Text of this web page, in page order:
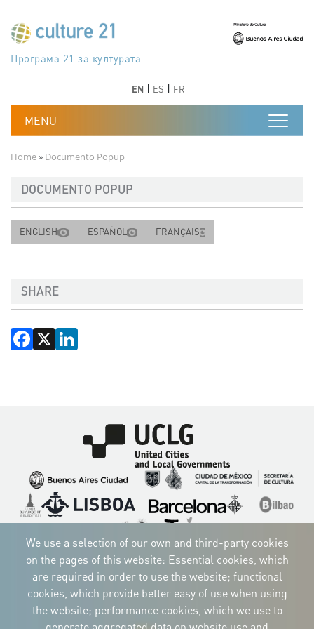
جدول أعمال القرن 21 للثقافة
Програма 21 за културата
Agenda 21 de la cultura
Agjenda 21 për kulturë
Agenda 21 van cultuur
Agenda 21 for culture
Kulturaren Agenda 21
Agenda 21 de la culture
Axenda 21 da cultura
Agenda 21 für Kultur
Agenda 21 della cultura
文化のためのアジェンダ21
دستورکار 21 برای فرهنگ
Agenda 21 dla kultury
Agenda 21 da cultura
Повестка дня 21 для культуры
Agenda 21 za kulturu
Agenda 21 de la cultura
Agenda 21 för kulturen
Kültür için Gündem 21
Порядок денний 21 для культури
EN ES FR
Breadcrumb
Home Documento Popup
DOCUMENTO POPUP
ENGLISH ESPAÑOL FRANÇAIS
SHARE
Facebook
X
Imagen
Imagen
Imagen
ImagenImagen Imagen
Imagen
ImagenImagenImagen
CORPORATIVE IDENTITY
Download
the logos
We use a selection of our own and third-party cookies
on the pages of this website: Essential cookies, which
are required in order to use the website; functional
cookies, which provide better easy of use when using
the website; performance cookies, which we use to